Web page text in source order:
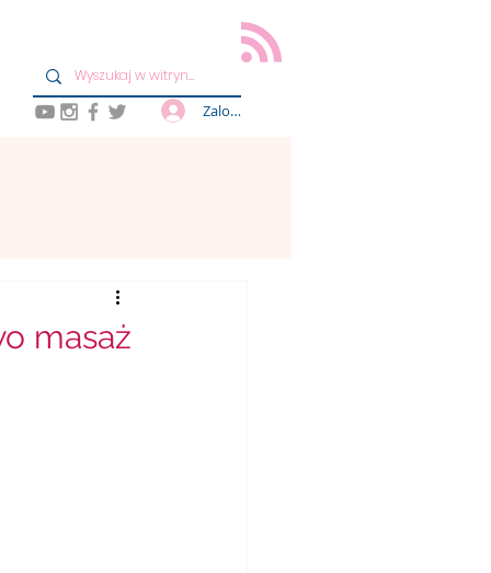
Zaloguj się
masaż